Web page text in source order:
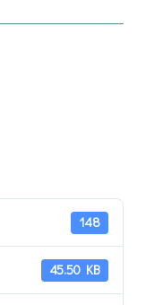
148
45.50 KB